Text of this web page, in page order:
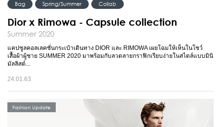
Bag Spring/Summer Collab
Dior x Rimowa - Capsule collection
Summer 2020
แคปซูลคอลเลคชั่นกระเป๋าเดินทาง DIOR และ RIMOWA เผยโฉมให้เห็นในโชว์
เสื้อผ้าผู้ชาย SUMMER 2020 มาพร้อมกับลวดลายกราฟิกเรียบง่ายในสไตล์แบบมินิ
มัลลิสต์...
24.01.63
Fashion Update